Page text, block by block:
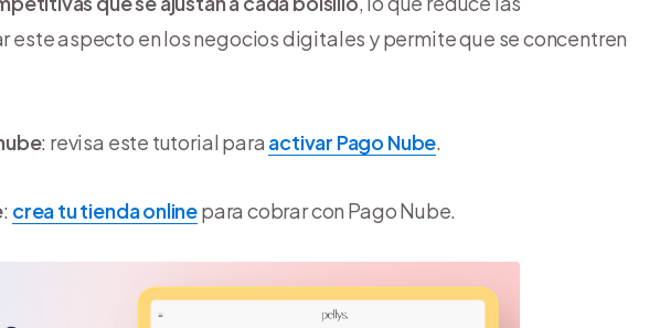
este aspecto en los negocios digitales y permite que se concentren
: revisa este tutorial para activar Pago Nube.
: crea tu tienda onlinepara cobrar con Pago Nube.